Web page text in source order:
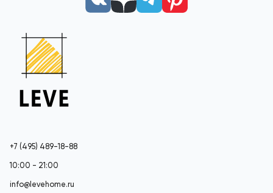
+7 (495) 489-18-88
10:00 - 21:00
info@levehome.ru